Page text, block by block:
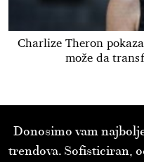
Charlize Theron
može da
Donosimo vam
trendova. Sofisticiran,